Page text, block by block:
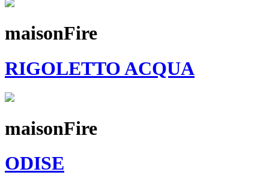
maisonFire
RIGOLETTO ACQUA
maisonFire
ODISE